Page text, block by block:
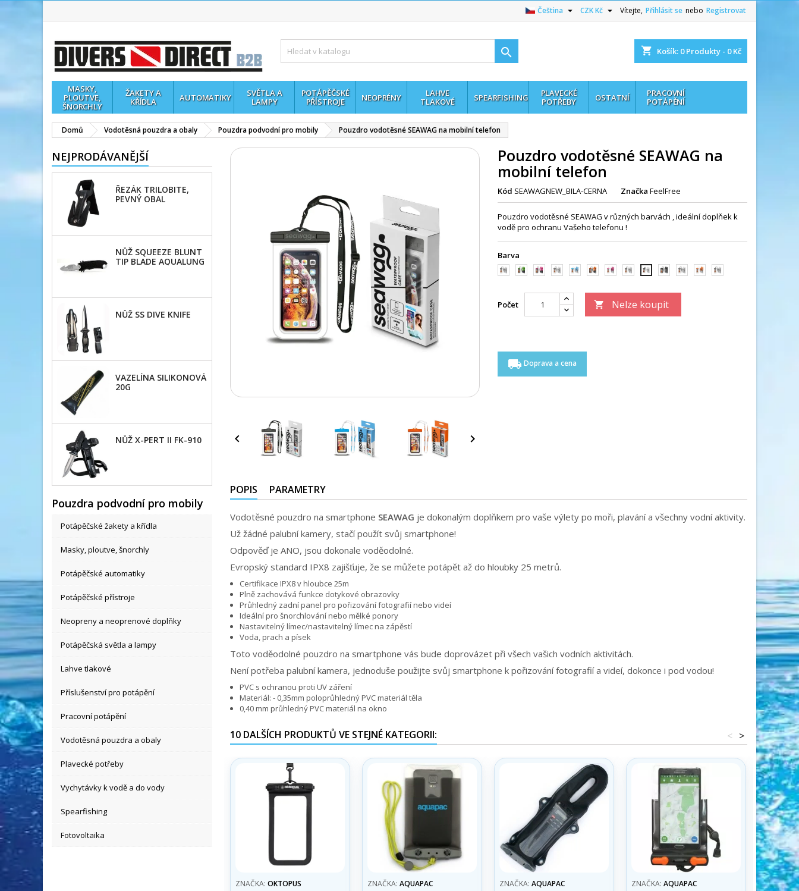
Vítejte, Přihlásit se nebo Registrovat
CZK Kč 
Čeština 
shopping_cart Košík: 0Produkty - 0 Kč

MASKY,
PLOUTVE,
ŠNORCHLY
ŽAKETY A
KŘÍDLA
AUTOMATIKY
SVĚTLA A
LAMPY
POTÁPĚČSKÉ
PŘÍSTROJE
NEOPRÉNY
LAHVE
TLAKOVÉ
SPEARFISHING
PLAVECKÉ
POTŘEBY
OSTATNÍ
PRACOVNÍ
POTÁPĚNÍ
Domů Vodotěsná pouzdra a obaly Pouzdra podvodní pro mobily Pouzdro vodotěsné SEAWAG na mobilní telefon
NEJPRODÁVANĚJŠÍ
ŘEZÁK TRILOBITE,
PEVNÝ OBAL
NŮŽ SQUEEZE BLUNT
TIP BLADE AQUALUNG
NŮŽ SS DIVE KNIFE
VAZELÍNA SILIKONOVÁ
20G
NŮŽ X-PERT II FK-910
Pouzdra podvodní pro mobily
Potápěčské žakety a křídla
Masky, ploutve, šnorchly
Potápěčské automatiky
Potápěčské přístroje
Neopreny a neoprenové doplňky
Potápěčská světla a lampy
Lahve tlakové
Příslušenství pro potápění
Pracovní potápění
Vodotěsná pouzdra a obaly
Plavecké potřeby
Vychytávky k vodě a do vody
Spearfishing
Fotovoltaika
 
Pouzdro vodotěsné SEAWAG na
mobilní telefon
Kód SEAWAGNEW_BILA-CERNA Značka FeelFree
Pouzdro vodotěsné SEAWAG v různých barvách , ideální doplňek k
vodě pro ochranu Vašeho telefonu !
Barva
modrázelenarůžováfialovábílá/modrá
Oranžovábílá/růžová
bílá/zelená
bílá/
černámaskáčová
bílá/oranžová
fialová/bílá
Počet  Nelze koupit
local_shipping Doprava a cena
POPIS PARAMETRY
Vodotěsné pouzdro na smartphone SEAWAG je dokonalým doplňkem pro vaše výlety po moři, plavání a všechny vodní aktivity.
Už žádné palubní kamery, stačí použít svůj smartphone!
Odpověď je ANO, jsou dokonale voděodolné.
Evropský standard IPX8 zajišťuje, že se můžete potápět až do hloubky 25 metrů.
Certifikace IPX8 v hloubce 25m
Plně zachovává funkce dotykové obrazovky
Průhledný zadní panel pro pořizování fotografií nebo videí
Ideální pro šnorchlování nebo mělké ponory
Nastavitelný límec/nastavitelný límec na zápěstí
Voda, prach a písek
Toto voděodolné pouzdro na smartphone vás bude doprovázet při všech vašich vodních aktivitách.
Není potřeba palubní kamera, jednoduše použijte svůj smartphone k pořizování fotografií a videí, dokonce i pod vodou!
PVC s ochranou proti UV záření
Materiál: - 0,35mm poloprůhledný PVC materiál těla
0,40 mm průhledný PVC materiál na okno
10 DALŠÍCH PRODUKTŮ VE STEJNÉ KATEGORII: >
<
ZNAČKA: OKTOPUS ZNAČKA: AQUAPAC ZNAČKA: AQUAPAC ZNAČKA: AQUAPAC ZNAČKA: